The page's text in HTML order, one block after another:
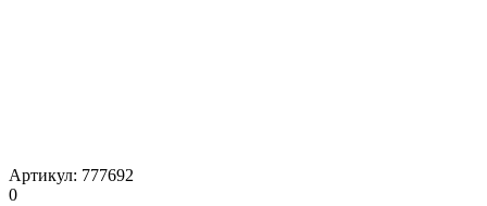
Артикул: 777692
0